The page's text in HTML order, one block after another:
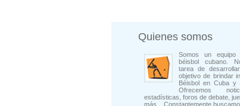
Quienes somos
Somos un equipo
béisbol cubano.
tarea de
objetivo de brindar
Béisbol en Cuba y
Ofrecemos
estadísticas, foros de debate,
más... Constantemente